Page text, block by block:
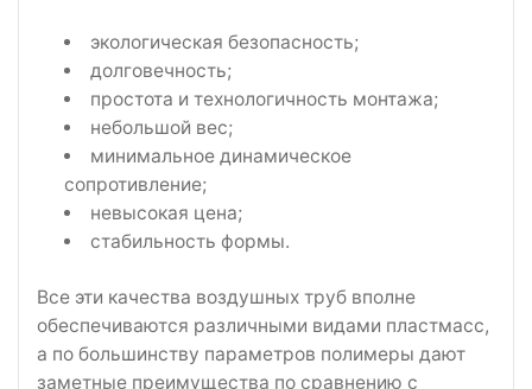
экологическая безопасность;
долговечность;
простота и технологичность монтажа;
небольшой вес;
минимальное динамическое
сопротивление;
невысокая цена;
стабильность формы.
Все эти качества воздушных труб вполне
обеспечиваются различными видами пластмасс,
а по большинству параметров полимеры дают
заметные преимущества по сравнению с